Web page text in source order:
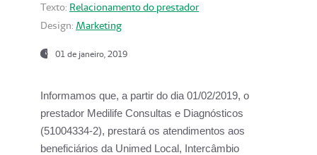
Texto: Relacionamento do prestador
Design: Marketing
01 de janeiro, 2019
Informamos que, a partir do dia 01/02/2019, o
prestador Medilife Consultas e Diagnósticos
(51004334-2), prestará os atendimentos aos
beneficiários da Unimed Local, Intercâmbio